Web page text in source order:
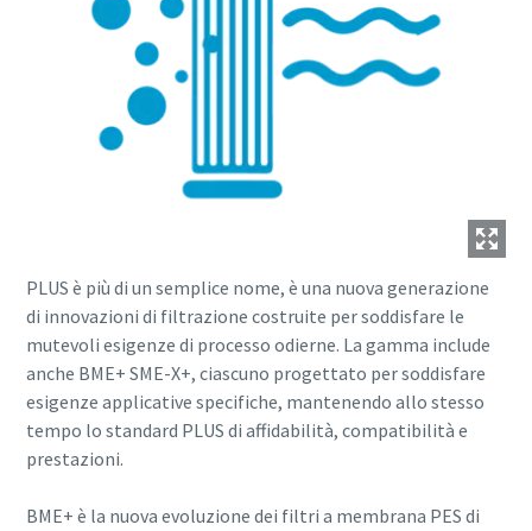
PLUS è più di un semplice nome, è una nuova generazione
di innovazioni di filtrazione costruite per soddisfare le
mutevoli esigenze di processo odierne. La gamma include
anche BME+ SME-X+, ciascuno progettato per soddisfare
esigenze applicative specifiche, mantenendo allo stesso
tempo lo standard PLUS di affidabilità, compatibilità e
prestazioni.
BME+ è la nuova evoluzione dei filtri a membrana PES di